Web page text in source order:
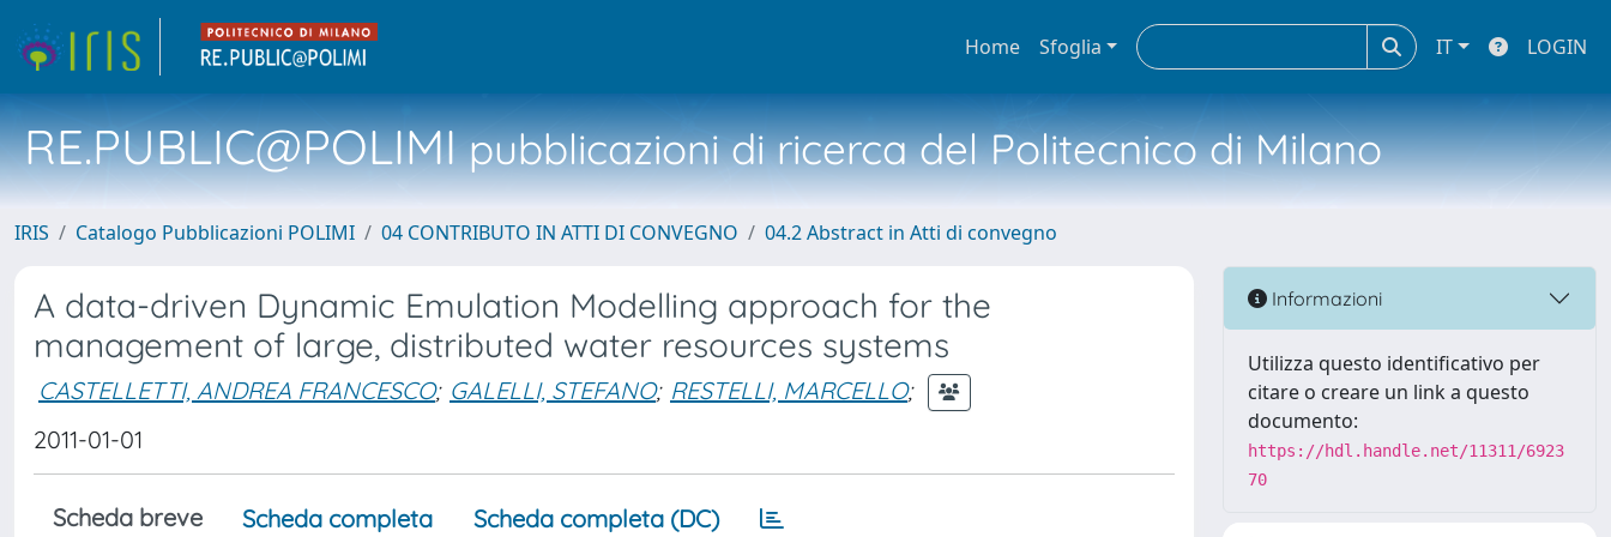
Home Sfoglia IT LOGIN
RE.PUBLIC@POLIMIpubblicazioni di ricerca del Politecnico di Milano
IRIS Catalogo Pubblicazioni POLIMI 04 CONTRIBUTO IN ATTI DI CONVEGNO 04.2 Abstract in Atti di convegno
A data-driven Dynamic Emulation Modelling approach for the
management of large, distributed water resources systems
CASTELLETTI, ANDREA FRANCESCO; GALELLI, STEFANO; RESTELLI, MARCELLO;
2011-01-01
Scheda breve Scheda completa Scheda completa (DC)
Informazioni
Utilizza questo identificativo per
citare o creare un link a questo
documento:
https://hdl.handle.net/11311/6923
70